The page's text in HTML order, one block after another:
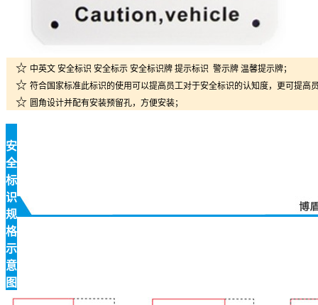
☆ 中英文 安全标识 安全标示 安全标识牌 提示标识 警示牌 温馨提示牌；
☆ 符合国家标准此标识的使用可以提高员工对于安全标识的认知度，更可提高
☆ 圆角设计并配有安装预留孔，方便安装；
安
全
标
识
规
格
示
意
图